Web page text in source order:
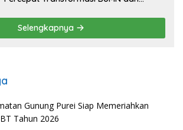
Selengkapnya